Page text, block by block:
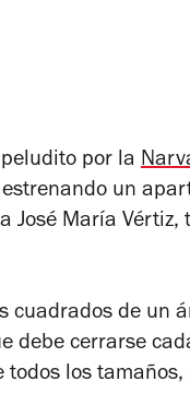
por la
un
José María
cuadrados de un
debe cerrarse
los